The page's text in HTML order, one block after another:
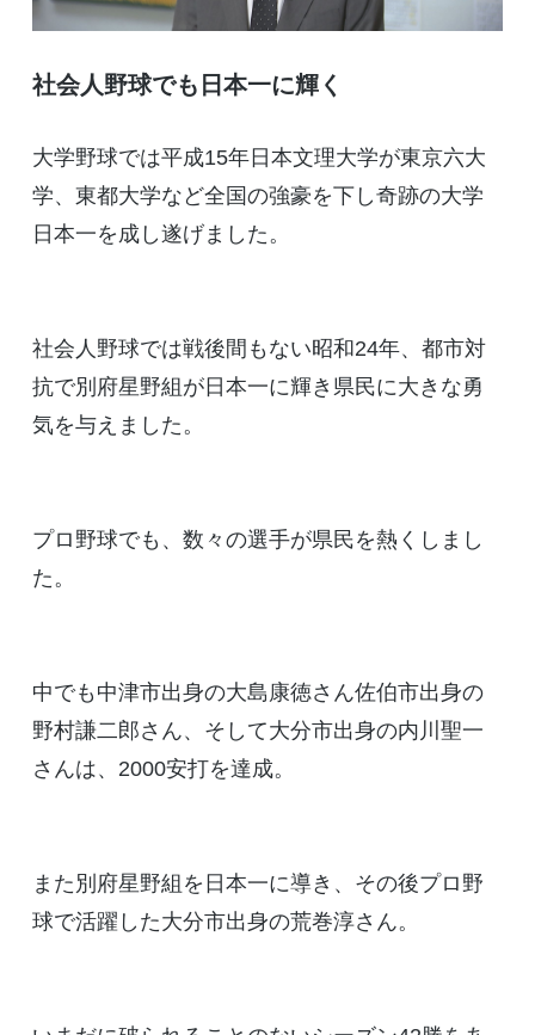
社会人野球でも日本一に輝く
大学野球では平成15年日本文理大学が東京六大
学、東都大学など全国の強豪を下し奇跡の大学
日本一を成し遂げました。
社会人野球では戦後間もない昭和24年、都市対
抗で別府星野組が日本一に輝き県民に大きな勇
気を与えました。
プロ野球でも、数々の選手が県民を熱くしまし
た。
中でも中津市出身の大島康徳さん佐伯市出身の
野村謙二郎さん、そして大分市出身の内川聖一
さんは、2000安打を達成。
また別府星野組を日本一に導き、その後プロ野
球で活躍した大分市出身の荒巻淳さん。